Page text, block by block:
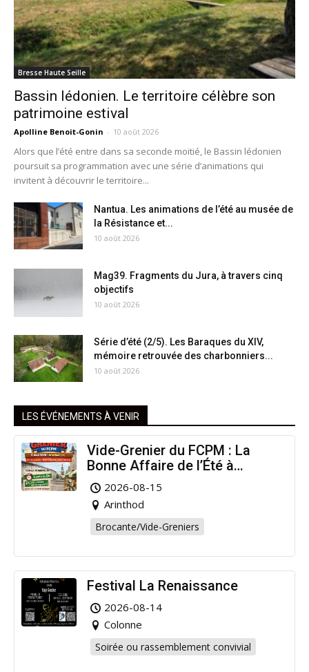
Bresse Haute Seille
Bassin lédonien. Le territoire célèbre son
patrimoine estival
Apolline Benoit-Gonin - 10 août 2026
Alors que l’été entre dans sa seconde moitié, le Bassin lédonien
poursuit sa programmation avec une série d’animations qui
invitent à découvrir le territoire...
Nantua. Les animations de l’été au musée de
la Résistance et...
10 août 2026
Mag39. Fragments du Jura, à travers cinq
objectifs
10 août 2026
Série d’été (2/5). Les Baraques du XIV,
mémoire retrouvée des charbonniers...
10 août 2026
LES ÉVÉNEMENTS À VENIR
Vide-Grenier du FCPM : La
Bonne Affaire de l’Été à
Arinthod !
2026-08-15
Arinthod
Brocante/Vide-Greniers
Festival La Renaissance
2026-08-14
Colonne
Soirée ou rassemblement convivial